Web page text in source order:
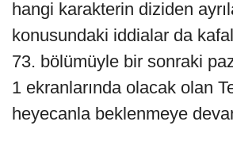
hangi karakterin diziden
konusundaki iddialar da
73. bölümüyle bir sonraki
1 ekranlarında olacak olan
heyecanla beklenmeye